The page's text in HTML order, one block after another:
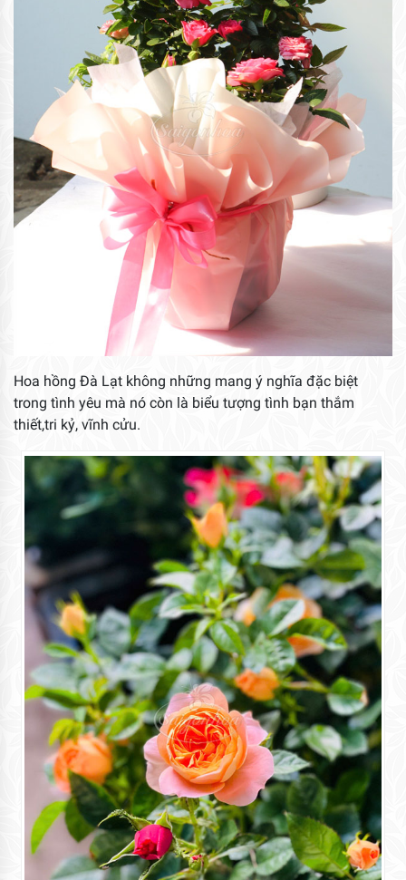
Hoa hồng Đà Lạt không những mang ý nghĩa đặc biệt
trong tình yêu mà nó còn là biểu tượng tình bạn thắm
thiết,tri kỷ, vĩnh cửu.